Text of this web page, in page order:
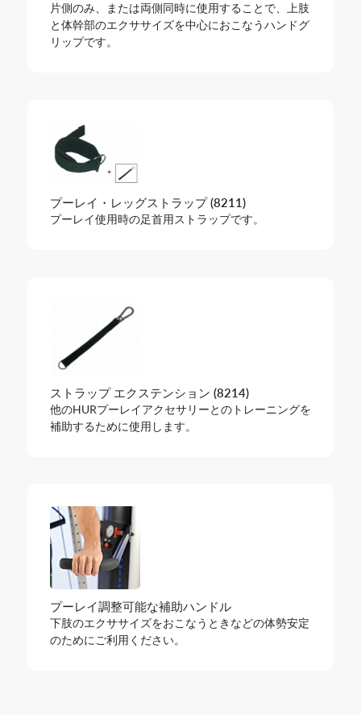
片側のみ、または両側同時に使用することで、上肢
と体幹部のエクササイズを中心におこなうハンドグ
リップです。
プーレイ・レッグストラップ (8211)
プーレイ使用時の足首用ストラップです。
ストラップ エクステンション (8214)
他のHURプーレイアクセサリーとのトレーニングを
補助するために使用します。
プーレイ調整可能な補助ハンドル
下肢のエクササイズをおこなうときなどの体勢安定
のためにご利用ください。